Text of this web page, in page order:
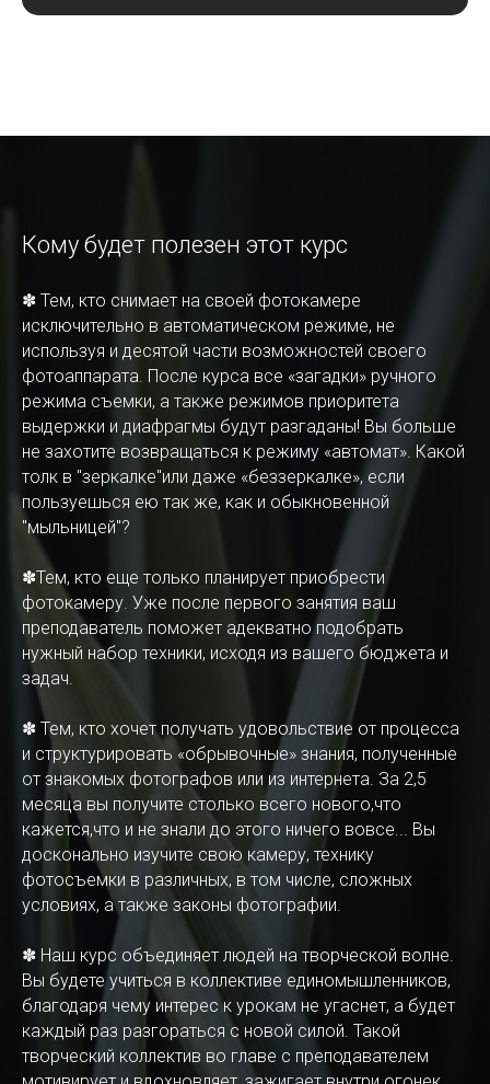
Кому будет полезен этот курс
✽ Тем, кто снимает на своей фотокамере
исключительно в автоматическом режиме, не
используя и десятой части возможностей своего
фотоаппарата. После курса все «загадки» ручного
режима съемки, а также режимов приоритета
выдержки и диафрагмы будут разгаданы! Вы больше
не захотите возвращаться к режиму «автомат». Какой
толк в "зеркалке"или даже «беззеркалке», если
пользуешься ею так же, как и обыкновенной
"мыльницей"?
✽Тем, кто еще только планирует приобрести
фотокамеру. Уже после первого занятия ваш
преподаватель поможет адекватно подобрать
нужный набор техники, исходя из вашего бюджета и
задач.
✽ Тем, кто хочет получать удовольствие от процесса
и структурировать «обрывочные» знания, полученные
от знакомых фотографов или из интернета. За 2,5
месяца вы получите столько всего нового,что
кажется,что и не знали до этого ничего вовсе... Вы
досконально изучите свою камеру, технику
фотосъемки в различных, в том числе, сложных
условиях, а также законы фотографии.
✽ Наш курс объединяет людей на творческой волне.
Вы будете учиться в коллективе единомышленников,
благодаря чему интерес к урокам не угаснет, а будет
каждый раз разгораться с новой силой. Такой
творческий коллектив во главе с преподавателем